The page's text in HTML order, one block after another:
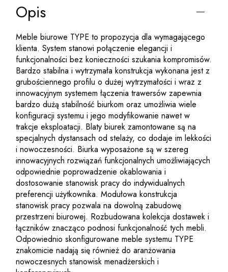
Opis
Meble biurowe TYPE to propozycja dla wymagającego
klienta. System stanowi połączenie elegancji i
funkcjonalności bez konieczności szukania kompromisów.
Bardzo stabilna i wytrzymała konstrukcja wykonana jest z
grubościennego profilu o dużej wytrzymałości i wraz z
innowacyjnym systemem łączenia trawersów zapewnia
bardzo dużą stabilność biurkom oraz umożliwia wiele
konfiguracji systemu i jego modyfikowanie nawet w
trakcje eksploatacji. Blaty biurek zamontowane są na
specjalnych dystansach od stelaży, co dodaje im lekkości
i nowoczesności. Biurka wyposażone są w szereg
innowacyjnych rozwiązań funkcjonalnych umożliwiających
odpowiednie poprowadzenie okablowania i
dostosowanie stanowisk pracy do indywidualnych
preferencji użytkownika. Modułowa konstrukcja
stanowisk pracy pozwala na dowolną zabudowę
przestrzeni biurowej. Rozbudowana kolekcja dostawek i
łączników znacząco podnosi funkcjonalność tych mebli.
Odpowiednio skonfigurowane meble systemu TYPE
znakomicie nadają się również do aranżowania
nowoczesnych stanowisk menadżerskich i